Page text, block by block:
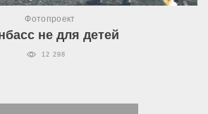
Фотопроект
не для детей
12 298